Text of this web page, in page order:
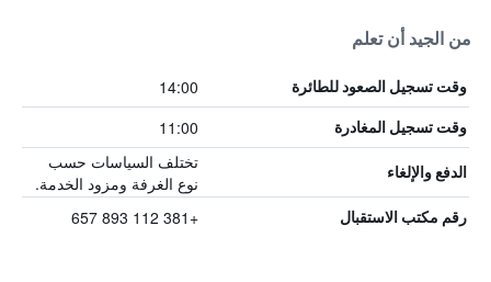
من الجيد أن تعلم
وقت تسجيل الصعود للطائرة 14:00
وقت تسجيل المغادرة 11:00
الدفع والإلغاء
تختلف السياسات حسب
نوع الغرفة ومزود الخدمة.
رقم مكتب الاستقبال +381 112 893 657